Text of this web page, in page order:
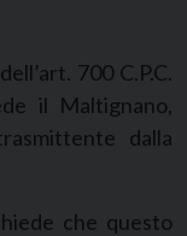
700 C.P.C.
il Maltignano,
dalla
che questo